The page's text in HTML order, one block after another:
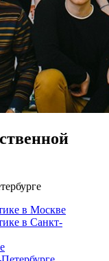
в Москве
в Санкт-